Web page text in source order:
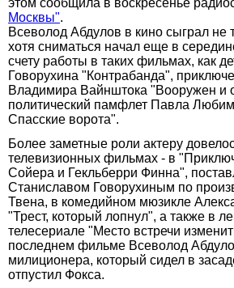
Москвы".
Всеволод Абдулов в кино сыграл не
хотя сниматься начал еще в
счету работы в таких фильмах, как
Говорухина "Контрабанда",
Владимира Вайнштока "Вооружен и
политический памфлет Павла
Спасские ворота".
Более заметные роли актеру
телевизионных фильмах - в
Сойера и Гекльберри Финна",
Станиславом Говорухиным по
Твена, в комедийном мюзикле
"Трест, который лопнул", а также в
телесериале "Место встречи
последнем фильме Всеволод
милиционера, который сидел в
отпустил Фокса.